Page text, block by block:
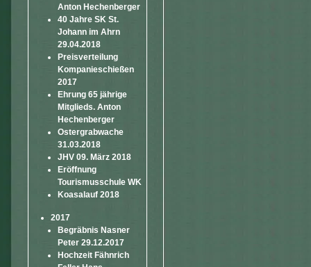
Anton Hechenberger
40 Jahre SK St.
Johann im Ahrn
29.04.2018
Preisverteilung
Kompanieschießen
2017
Ehrung 65 jährige
Mitglieds. Anton
Hechenberger
Ostergrabwache
31.03.2018
JHV 09. März 2018
Eröffnung
Tourismusschule WK
Koasalauf 2018
2017
Begräbnis Nasner
Peter 29.12.2017
Hochzeit Fähnrich